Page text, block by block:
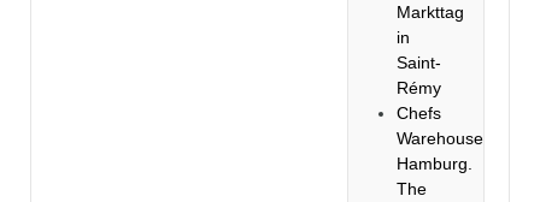
Markttag
in
Saint-
Rémy
Chefs
Warehouse
Hamburg.
The